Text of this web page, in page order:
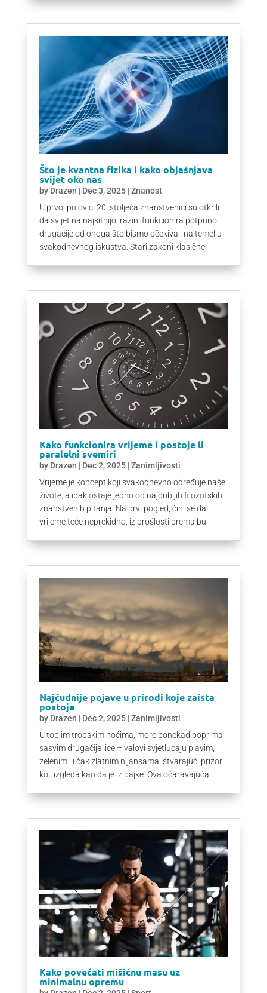
Što je kvantna fizika i kako objašnjava
svijet oko nas
by Drazen | Dec 3, 2025|Znanost
U prvoj polovici 20. stoljeća znanstvenici su otkrili
da svijet na najsitnijoj razini funkcionira potpuno
drugačije od onoga što bismo očekivali na temelju
svakodnevnog iskustva. Stari zakoni klasične
Kako funkcionira vrijeme i postoje li
paralelni svemiri
by Drazen | Dec 2, 2025|Zanimljivosti
Vrijeme je koncept koji svakodnevno određuje naše
živote, a ipak ostaje jedno od najdubljih filozofskih i
znanstvenih pitanja. Na prvi pogled, čini se da
vrijeme teče neprekidno, iz prošlosti prema bu
Najčudnije pojave u prirodi koje zaista
postoje
by Drazen | Dec 2, 2025|Zanimljivosti
U toplim tropskim noćima, more ponekad poprima
sasvim drugačije lice – valovi svjetlucaju plavim,
zelenim ili čak zlatnim nijansama, stvarajući prizor
koji izgleda kao da je iz bajke. Ova očaravajuća
Kako povećati mišićnu masu uz
minimalnu opremu